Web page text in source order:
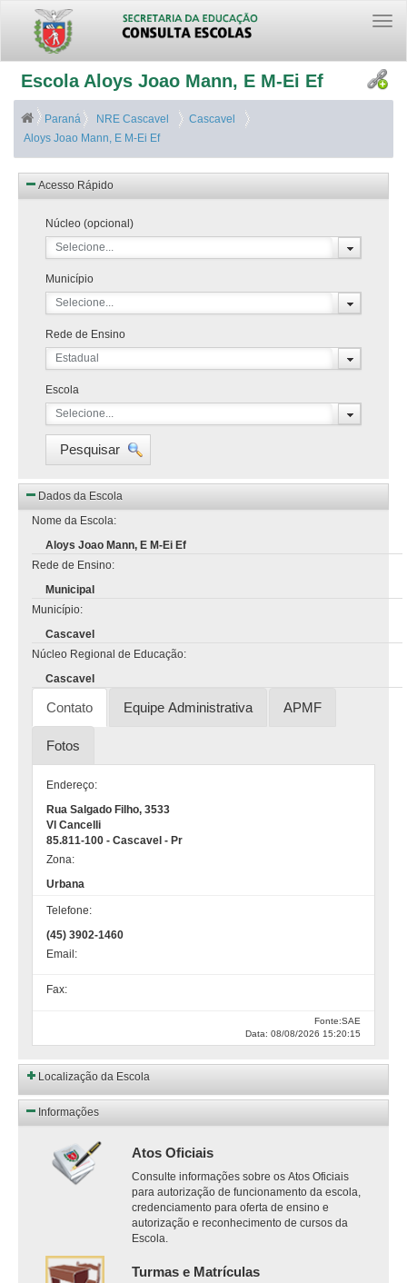
Escola Aloys Joao Mann, E M-Ei Ef
Paraná NRE Cascavel
Cascavel
Aloys Joao Mann, E M-Ei Ef
Acesso Rápido
Núcleo (opcional)
Selecione...
Município
Selecione...
Rede de Ensino
Estadual
Escola
Selecione...
Pesquisar
Dados da Escola
Nome da Escola:
Aloys Joao Mann, E M-Ei Ef
Rede de Ensino:
Municipal
Município:
Cascavel
Núcleo Regional de Educação:
Cascavel
Contato Equipe Administrativa APMF
Fotos
Endereço:
Rua Salgado Filho, 3533
Vl Cancelli
85.811-100 - Cascavel - Pr
Zona:
Urbana
Telefone:
(45) 3902-1460
Email:
Fax:
Fonte:SAE
Data: 08/08/2026 15:20:15
Localização da Escola
Informações
Atos Oficiais
Consulte informações sobre os Atos Oficiais
para autorização de funcionamento da escola,
credenciamento para oferta de ensino e
autorização e reconhecimento de cursos da
Escola.
Turmas e Matrículas